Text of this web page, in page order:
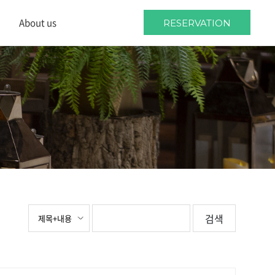
RESERVATION
About us
About us
Location
Wedding guides
검색